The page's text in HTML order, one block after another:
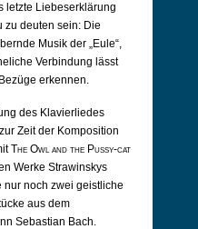
letzte Liebeserklärung
zu deuten sein: Die
Musik der „Eule“,
Verbindung lässt
erkennen.
des Klavierliedes
Zeit der Komposition
The Owl and the Pussy-cat
Werke Strawinskys
nur noch zwei geistliche
aus dem
Sebastian Bach.